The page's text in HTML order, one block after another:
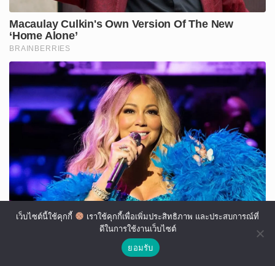
เว็บไซต์นี้ใช้คุกกี้
เราใช้คุกกี้เพื่อเพิ่มประสิทธิภาพ และประสบการณ์ที่
ดีในการใช้งานเว็บไซต์
ยอมรับ